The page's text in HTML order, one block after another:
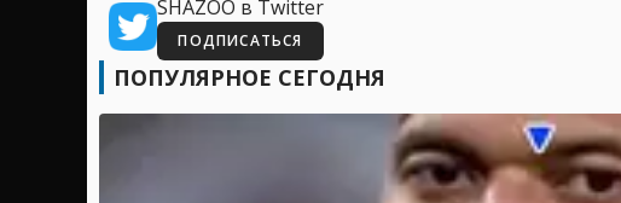
SHAZOO в Twitter
ПОДПИСАТЬСЯ
ПОПУЛЯРНОЕ СЕГОДНЯ